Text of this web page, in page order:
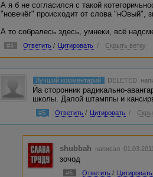
А я б не согласился с такой
"новечёг" происходит от слова "нОвый",
А то собралесь здесь, умнеки, всё
#4 Ответить / Цитировать / Скрыть ветку
Лучший комментарий DELETED
Йа сторонник радикально-
школы. Далой штамппы и
#5 Ответить / Цитировать /
shubbah написал
зочод
#6 Ответить / Цитировать